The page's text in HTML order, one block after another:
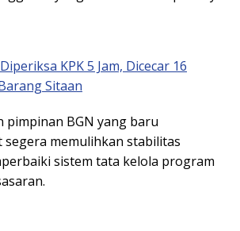
KPK 5 Jam, Dicecar 16
Sitaan
pimpinan BGN yang baru
memulihkan stabilitas
sistem tata kelola program